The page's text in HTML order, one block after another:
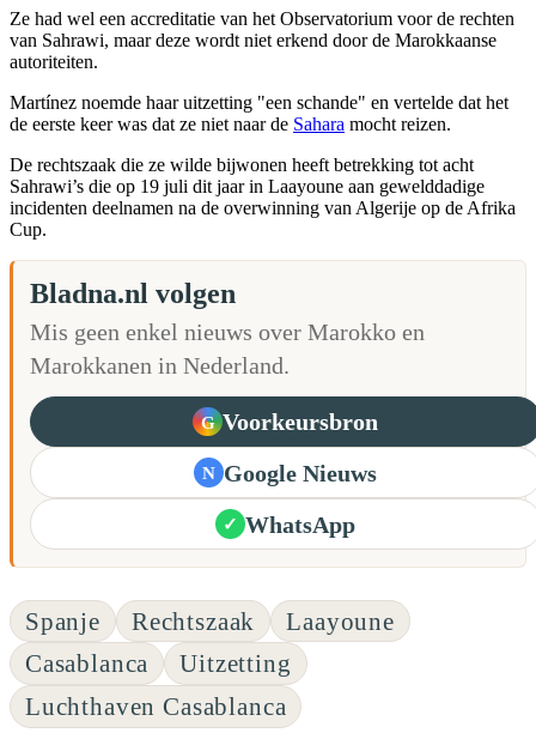
Ze had wel een accreditatie van het Observatorium voor de rechten
van Sahrawi, maar deze wordt niet erkend door de Marokkaanse
autoriteiten.
Martínez noemde haar uitzetting "een schande" en vertelde dat het
de eerste keer was dat ze niet naar de Sahara mocht reizen.
De rechtszaak die ze wilde bijwonen heeft betrekking tot acht
Sahrawi’s die op 19 juli dit jaar in Laayoune aan gewelddadige
incidenten deelnamen na de overwinning van Algerije op de Afrika
Cup.
Bladna.nl volgen
Mis geen enkel nieuws over Marokko en
Marokkanen in Nederland.
G Voorkeursbron
N Google Nieuws
✓ WhatsApp
Spanje Rechtszaak
Laayoune
Casablanca
Uitzetting
Luchthaven Casablanca